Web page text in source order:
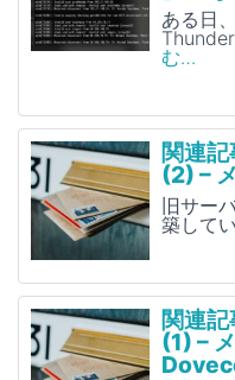
ある日
む…
関連
(2) –
旧サー
築して
関連
(1) –